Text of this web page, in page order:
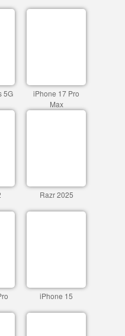
5G
iPhone 17 Pro
Max
Razr 2025
iPhone 15